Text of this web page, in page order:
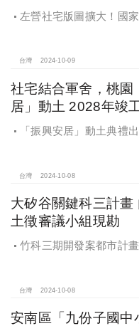
左營社宅版圖擴大！國
台灣 2024-10-09
社宅結合軍舍，桃園
居」動土 2028年竣
「振興安居」動土典禮
財政部國有財產署曾國基
賓，祈求工程順利進行。
台灣 2024-10-08
大矽谷關鍵科三計畫
土徵審議小組現勘
竹科三期開發案都市計
分地區
台灣 2024-10-08
安南區「九份子國中